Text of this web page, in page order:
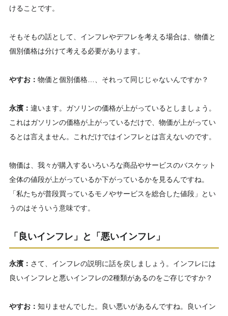
けることです。
そもそもの話として、インフレやデフレを考える場合は、物価と
個別価格は分けて考える必要があります。
やすお： 物価と個別価格…、それって同じじゃないんですか？
永濱： 違います。ガソリンの価格が上がっているとしましょう。
これはガソリンの価格が上がっているだけで、物価が上がってい
るとは言えません。これだけではインフレとは言えないのです。
物価は、我々が購入するいろいろな商品やサービスのバスケット
全体の値段が上がっているか下がっているかを見るんですね。
「私たちが普段買っているモノやサービスを総合した値段」とい
うのはそういう意味です。
「良いインフレ」と「悪いインフレ」
永濱： さて、インフレの説明に話を戻しましょう。インフレには
良いインフレと悪いインフレの2種類があるのをご存じですか？
やすお： 知りませんでした。良い悪いがあるんですね。良いイン